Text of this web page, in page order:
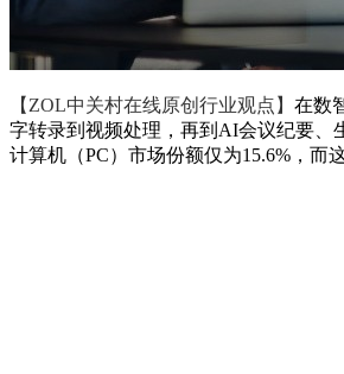
【ZOL中关村在线原创行业观点】 在数
字转录到视频处理，再到AI会议纪要、
计算机（PC）市场份额仅为15.6%，而